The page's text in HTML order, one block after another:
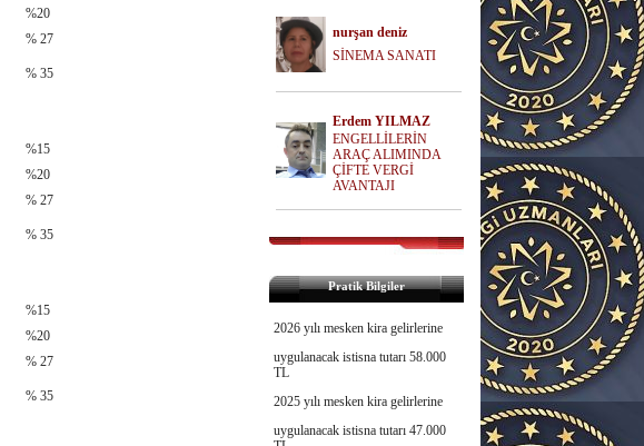
%20
% 27
% 35
%15
%20
% 27
% 35
%15
%20
% 27
% 35
nurşan deniz
SİNEMA SANATI
Erdem YILMAZ
ENGELLİLERİN
ARAÇ ALIMINDA
ÇİFTE VERGİ
AVANTAJI
Pratik Bilgiler
2026 yılı mesken kira gelirlerine
uygulanacak istisna tutarı 58.000
TL
2025 yılı mesken kira gelirlerine
uygulanacak istisna tutarı 47.000